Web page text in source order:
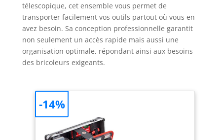
télescopique, cet ensemble vous permet de
transporter facilement vos outils partout où vous en
avez besoin. Sa conception professionnelle garantit
non seulement un accès rapide mais aussi une
organisation optimale, répondant ainsi aux besoins
des bricoleurs exigeants.
-14%